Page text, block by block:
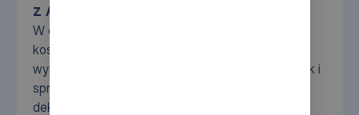
z AutoStore i przenośnikami
W dzisiejszym dynamicznym przemyśle
kosmetycznym utrzymanie konkurencyjności
wymaga zarówno szybkiej realizacji zamówień, jak i
sprawnego łańcucha dostaw. W ciągu ostatniej
dekady Cosmo Group strategicznie rozszerzyła